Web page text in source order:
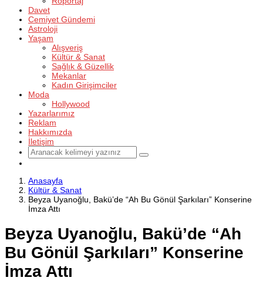
Davet
Cemiyet Gündemi
Astroloji
Yaşam
Alışveriş
Kültür & Sanat
Sağlık & Güzellik
Mekanlar
Kadın Girişimciler
Moda
Hollywood
Yazarlarımız
Reklam
Hakkımızda
İletişim
Anasayfa
Kültür & Sanat
Beyza Uyanoğlu, Bakü’de “Ah Bu Gönül Şarkıları” Konserine
İmza Attı
Beyza Uyanoğlu, Bakü’de “Ah
Bu Gönül Şarkıları” Konserine
İmza Attı